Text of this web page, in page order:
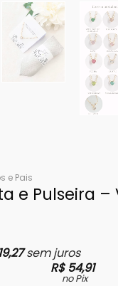
e Pais
e Pulseira –
sem juros
R$54,91
no Pix